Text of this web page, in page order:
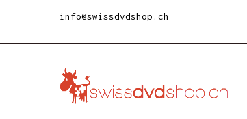
info@swissdvdshop.ch